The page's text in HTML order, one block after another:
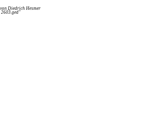
Diedrich Hesmer